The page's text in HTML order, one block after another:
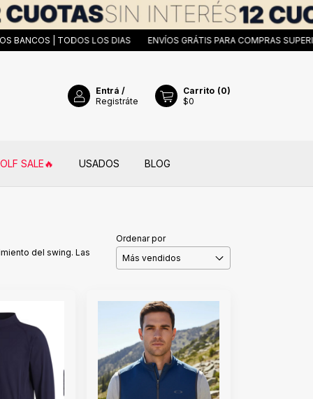
| TODOS LOS DIAS ENVÍOS GRÁTIS PARA COMPRAS
Entrá /
Registráte
Carrito (0)
$0
SALE🔥​ USADOS BLOG
del swing. Las
Ordenar por